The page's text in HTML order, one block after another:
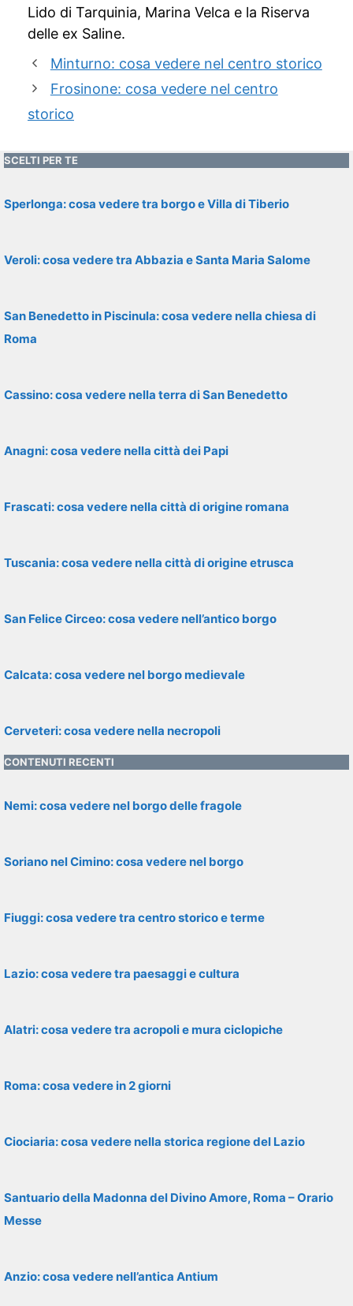
Lido di Tarquinia, Marina Velca e la Riserva
delle ex Saline.
Minturno: cosa vedere nel centro storico
Frosinone: cosa vedere nel centro
storico
SCELTI PER TE
Sperlonga: cosa vedere tra borgo e Villa di Tiberio
Veroli: cosa vedere tra Abbazia e Santa Maria Salome
San Benedetto in Piscinula: cosa vedere nella chiesa di
Roma
Cassino: cosa vedere nella terra di San Benedetto
Anagni: cosa vedere nella città dei Papi
Frascati: cosa vedere nella città di origine romana
Tuscania: cosa vedere nella città di origine etrusca
San Felice Circeo: cosa vedere nell’antico borgo
Calcata: cosa vedere nel borgo medievale
Cerveteri: cosa vedere nella necropoli
CONTENUTI RECENTI
Nemi: cosa vedere nel borgo delle fragole
Soriano nel Cimino: cosa vedere nel borgo
Fiuggi: cosa vedere tra centro storico e terme
Lazio: cosa vedere tra paesaggi e cultura
Alatri: cosa vedere tra acropoli e mura ciclopiche
Roma: cosa vedere in 2 giorni
Ciociaria: cosa vedere nella storica regione del Lazio
Santuario della Madonna del Divino Amore, Roma – Orario
Messe
Anzio: cosa vedere nell’antica Antium